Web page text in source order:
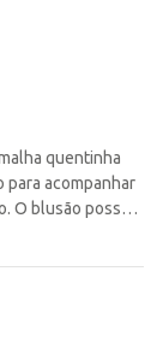
quentinha
acompanhar
O blusão possui
frontal por
elástico,
liberdade de